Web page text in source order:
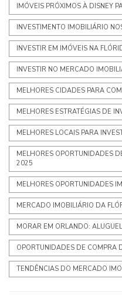
IMÓVEIS PRÓXIMOS À DISNEY
INVESTIMENTO IMOBILIÁRIO
INVESTIR EM IMÓVEIS NA
INVESTIR NO MERCADO
MELHORES CIDADES PARA
MELHORES ESTRATÉGIAS DE
MELHORES LOCAIS PARA
MELHORES OPORTUNIDADES
2025
MELHORES OPORTUNIDADES
MERCADO IMOBILIÁRIO DA
MORAR EM ORLANDO:
OPORTUNIDADES DE COMPRA
TENDÊNCIAS DO MERCADO